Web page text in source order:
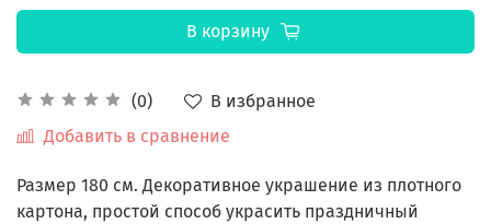
(0)
В избранное
Добавить в сравнение
В корзину
Размер 180 см.Декоративное украшение из плотного
картона, простой способ украсить праздничный